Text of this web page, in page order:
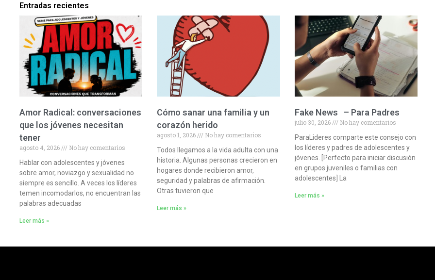
Entradas recientes
Amor Radical: conversaciones
que los jóvenes necesitan
tener
agosto 4, 2026
No hay comentarios
Hablar con adolescentes y jóvenes
sobre amor, noviazgo y sexualidad no
siempre es sencillo. A veces los líderes
temen incomodarlos, no encuentran las
palabras adecuadas
Leer más »
Cómo sanar una familia y un
corazón herido
agosto 1, 2026
No hay comentarios
Todos llegamos a la vida adulta con una
historia. Algunas personas crecieron en
hogares donde recibieron amor,
seguridad y palabras de afirmación.
Otras tuvieron que
Leer más »
Fake News – Para Padres
julio 30, 2026
No hay comentarios
ParaLideres comparte este consejo con
los líderes y padres de adolescentes y
jóvenes. [Perfecto para iniciar discusión
en grupos juveniles o familias con
adolescentes] La
Leer más »